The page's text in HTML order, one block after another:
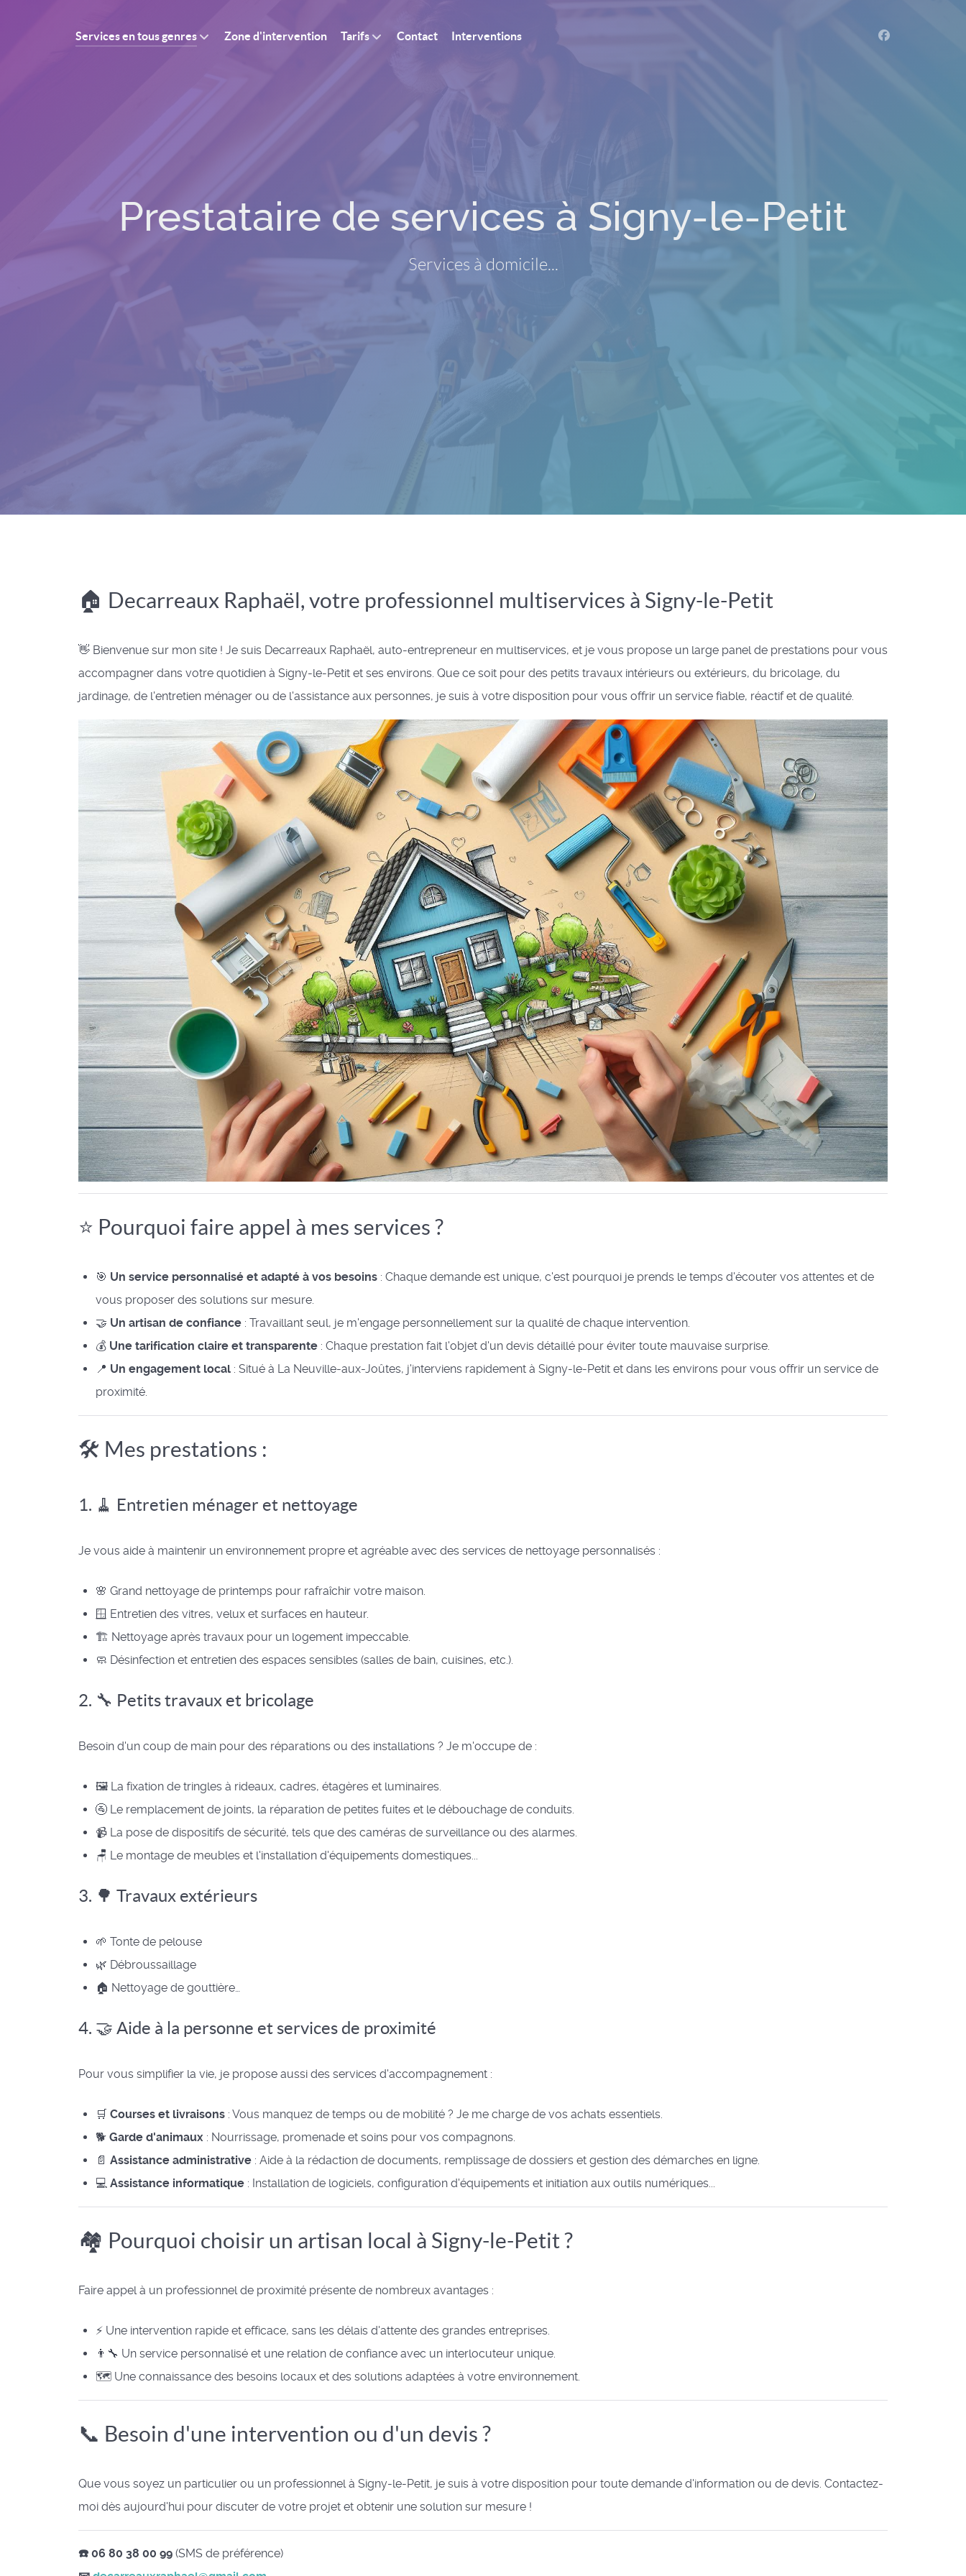
Services en tous genres Zone d'intervention Tarifs Contact Interventions
Prestataire de services à Signy-le-Petit
Services à domicile...
🏠 Decarreaux Raphaël, votre professionnel multiservices à Signy-le-Petit
👋 Bienvenue sur mon site ! Je suis Decarreaux Raphaël, auto-entrepreneur en multiservices, et je vous propose un large panel de prestations pour vous
accompagner dans votre quotidien à Signy-le-Petit et ses environs. Que ce soit pour des petits travaux intérieurs ou extérieurs, du bricolage, du
jardinage, de l'entretien ménager ou de l'assistance aux personnes, je suis à votre disposition pour vous offrir un service fiable, réactif et de qualité.
⭐ Pourquoi faire appel à mes services ?
🎯 Un service personnalisé et adapté à vos besoins : Chaque demande est unique, c'est pourquoi je prends le temps d'écouter vos attentes et de
vous proposer des solutions sur mesure.
🤝 Un artisan de confiance : Travaillant seul, je m'engage personnellement sur la qualité de chaque intervention.
💰 Une tarification claire et transparente : Chaque prestation fait l'objet d'un devis détaillé pour éviter toute mauvaise surprise.
📍 Un engagement local : Situé à La Neuville-aux-Joûtes, j'interviens rapidement à Signy-le-Petit et dans les environs pour vous offrir un service de
proximité.
🛠️ Mes prestations :
1. 🧹 Entretien ménager et nettoyage
Je vous aide à maintenir un environnement propre et agréable avec des services de nettoyage personnalisés :
🌸 Grand nettoyage de printemps pour rafraîchir votre maison.
🪟 Entretien des vitres, velux et surfaces en hauteur.
🏗️ Nettoyage après travaux pour un logement impeccable.
🧼 Désinfection et entretien des espaces sensibles (salles de bain, cuisines, etc.).
2. 🔧 Petits travaux et bricolage
Besoin d'un coup de main pour des réparations ou des installations ? Je m'occupe de :
🖼️ La fixation de tringles à rideaux, cadres, étagères et luminaires.
🚰 Le remplacement de joints, la réparation de petites fuites et le débouchage de conduits.
📹 La pose de dispositifs de sécurité, tels que des caméras de surveillance ou des alarmes.
🪑 Le montage de meubles et l'installation d'équipements domestiques...
3. 🌳 Travaux extérieurs
🌱 Tonte de pelouse
🌿 Débroussaillage
🏠 Nettoyage de gouttière…
4. 🤝 Aide à la personne et services de proximité
Pour vous simplifier la vie, je propose aussi des services d'accompagnement :
🛒 Courses et livraisons : Vous manquez de temps ou de mobilité ? Je me charge de vos achats essentiels.
🐕 Garde d'animaux : Nourrissage, promenade et soins pour vos compagnons.
📄 Assistance administrative : Aide à la rédaction de documents, remplissage de dossiers et gestion des démarches en ligne.
💻 Assistance informatique : Installation de logiciels, configuration d'équipements et initiation aux outils numériques...
🏘️ Pourquoi choisir un artisan local à Signy-le-Petit ?
Faire appel à un professionnel de proximité présente de nombreux avantages :
⚡ Une intervention rapide et efficace, sans les délais d'attente des grandes entreprises.
👨‍🔧 Un service personnalisé et une relation de confiance avec un interlocuteur unique.
🗺️ Une connaissance des besoins locaux et des solutions adaptées à votre environnement.
📞 Besoin d'une intervention ou d'un devis ?
Que vous soyez un particulier ou un professionnel à Signy-le-Petit, je suis à votre disposition pour toute demande d'information ou de devis. Contactez-
moi dès aujourd'hui pour discuter de votre projet et obtenir une solution sur mesure !
☎️ 06 80 38 00 99 (SMS de préférence)